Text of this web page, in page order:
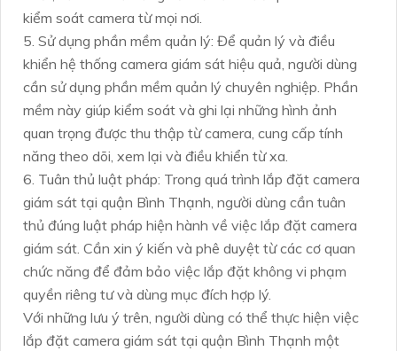
kiểm soát camera từ mọi nơi.
5. Sử dụng phần mềm quản lý: Để quản lý và điều
khiển hệ thống camera giám sát hiệu quả, người dùng
cần sử dụng phần mềm quản lý chuyên nghiệp. Phần
mềm này giúp kiểm soát và ghi lại những hình ảnh
quan trọng được thu thập từ camera, cung cấp tính
năng theo dõi, xem lại và điều khiển từ xa.
6. Tuân thủ luật pháp: Trong quá trình lắp đặt camera
giám sát tại quận Bình Thạnh, người dùng cần tuân
thủ đúng luật pháp hiện hành về việc lắp đặt camera
giám sát. Cần xin ý kiến và phê duyệt từ các cơ quan
chức năng để đảm bảo việc lắp đặt không vi phạm
quyền riêng tư và dùng mục đích hợp lý.
Với những lưu ý trên, người dùng có thể thực hiện việc
lắp đặt camera giám sát tại quận Bình Thạnh một